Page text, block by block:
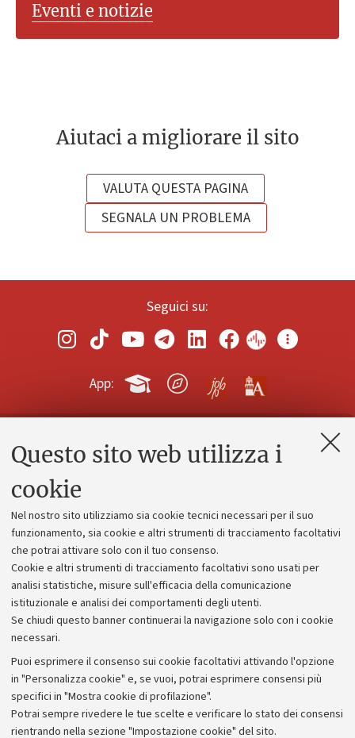
Questo sito web utilizza i
cookie
Nel nostro sito utilizziamo sia cookie tecnici necessari per il suo
funzionamento, sia cookie e altri strumenti di tracciamento facoltativi
che potrai attivare solo con il tuo consenso.
Cookie e altri strumenti di tracciamento facoltativi sono usati per
analisi statistiche, misure sull'efficacia della comunicazione
istituzionale e analisi dei comportamenti degli utenti.
Se chiudi questo banner continuerai la navigazione solo con i cookie
necessari.
Puoi esprimere il consenso sui cookie facoltativi attivando l'opzione
in "Personalizza cookie" e, se vuoi, potrai esprimere consensi più
specifici in "Mostra cookie di profilazione".
Potrai sempre rivedere le tue scelte e verificare lo stato dei consensi
rientrando nella sezione "Impostazione cookie" del sito.
Eventi e notizie
Aiutaci a migliorare il sito
VALUTA QUESTA PAGINA
SEGNALA UN PROBLEMA
Seguici su:
App:
Contatti e PEC
Alumni community
Piano strategico
Bilanci
Donazioni e 5x1000
Bandi, gare e concorsi
Albo online
Amministrazione trasparente